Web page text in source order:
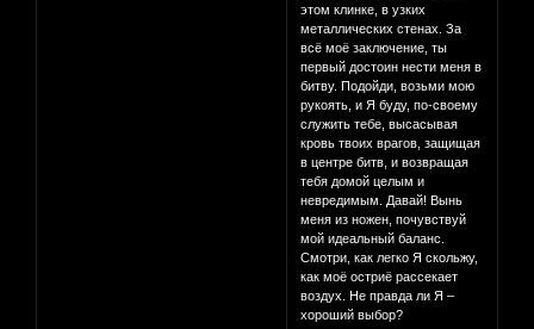
этом клинке, в узких
металлических стенах. За
всё моё заключение, ты
первый достоин нести меня в
битву. Подойди, возьми мою
рукоять, и Я буду, по-своему
служить тебе, высасывая
кровь твоих врагов, защищая
в центре битв, и возвращая
тебя домой целым и
невредимым. Давай! Вынь
меня из ножен, почувствуй
мой идеальный баланс.
Смотри, как легко Я скольжу,
как моё остриё рассекает
воздух. Не правда ли Я –
хороший выбор?